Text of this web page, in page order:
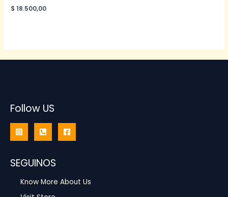
Valorado
en
$ 18.500,00
Follow US
SEGUINOS
Know More About Us